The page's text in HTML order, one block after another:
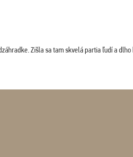
Zišla sa tam skvelá partia ľudí a